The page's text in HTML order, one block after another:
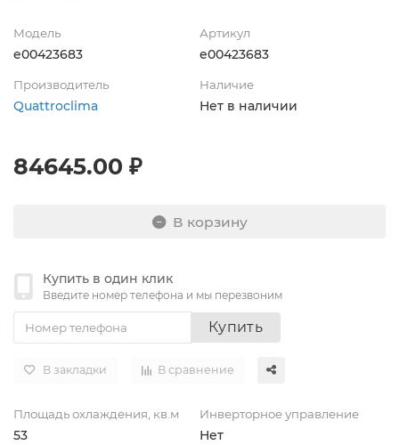
Модель
e00423683
Артикул
e00423683
Производитель
Quattroclima
Наличие
Нет в наличии
84645.00 ₽
В корзину
Купить в один клик
Введите номер телефона и мы перезвоним
Купить
В закладки В сравнение
Площадь охлаждения, кв.м
53
Инверторное управление
Нет